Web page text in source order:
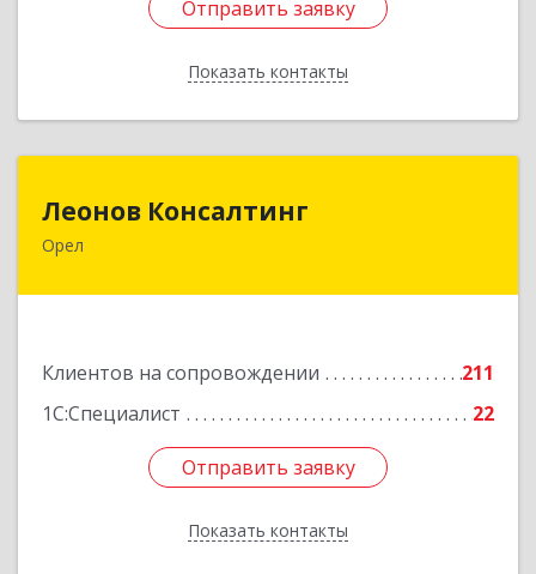
Отправить заявку
Показать контакты
Отправить заявку
Назад
Леонов Консалтинг
Орел
Клиентов на сопровождении
211
1С:Специалист
22
Отправить заявку
Показать контакты
302030, Орловская обл, Орловский р-н, Орел г,
Отправить заявку
Назад